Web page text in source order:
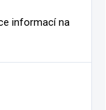
informací na